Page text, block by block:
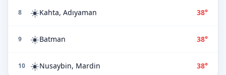
8 ☀️Kahta, Adıyaman 38°
9 ☀️Batman 38°
10 ☀️Nusaybin, Mardin 38°